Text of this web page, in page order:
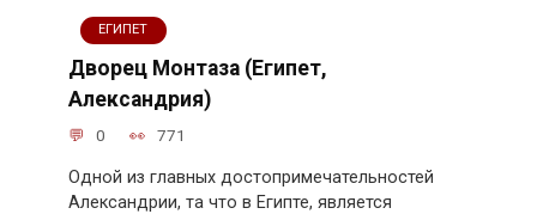
ЕГИПЕТ
Дворец Монтаза (Египет,
Александрия)
0 771
Одной из главных достопримечательностей
Александрии, та что в Египте, является